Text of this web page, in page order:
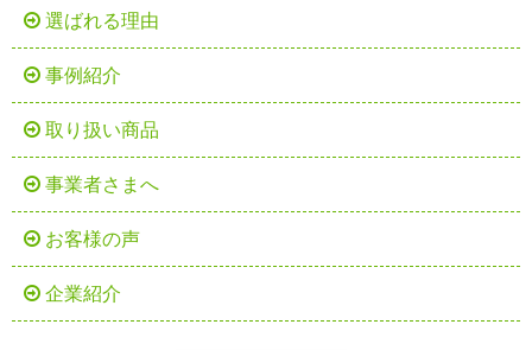
選ばれる理由
事例紹介
取り扱い商品
事業者さまへ
お客様の声
企業紹介